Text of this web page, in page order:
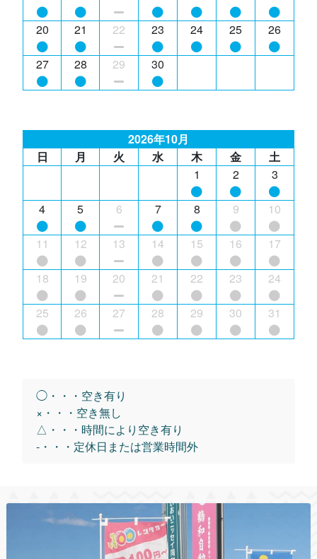
20 21 22 23 24 25 26
27 28 29 30
2026年10月
日
月 火 水 木 金
土
1
2 3
4 5 6 7 8 9 10
11 12 13 14 15 16 17
18 19 20 21 22 23 24
25 26 27 28 29 30 31
◯・・・空き有り
×・・・空き無し
△・・・時間により空き有り
-・・・定休日または営業時間外